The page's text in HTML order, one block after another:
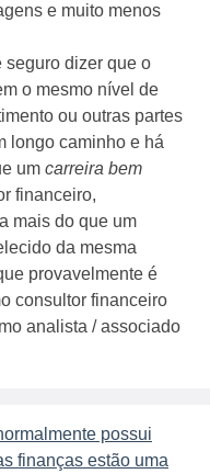
e muito menos
seguro dizer que o
o mesmo nível de
ou outras partes
longo caminho e há
um carreira bem
financeiro,
mais do que um
da mesma
provavelmente é
consultor financeiro
analista / associado
possui
finanças estão uma